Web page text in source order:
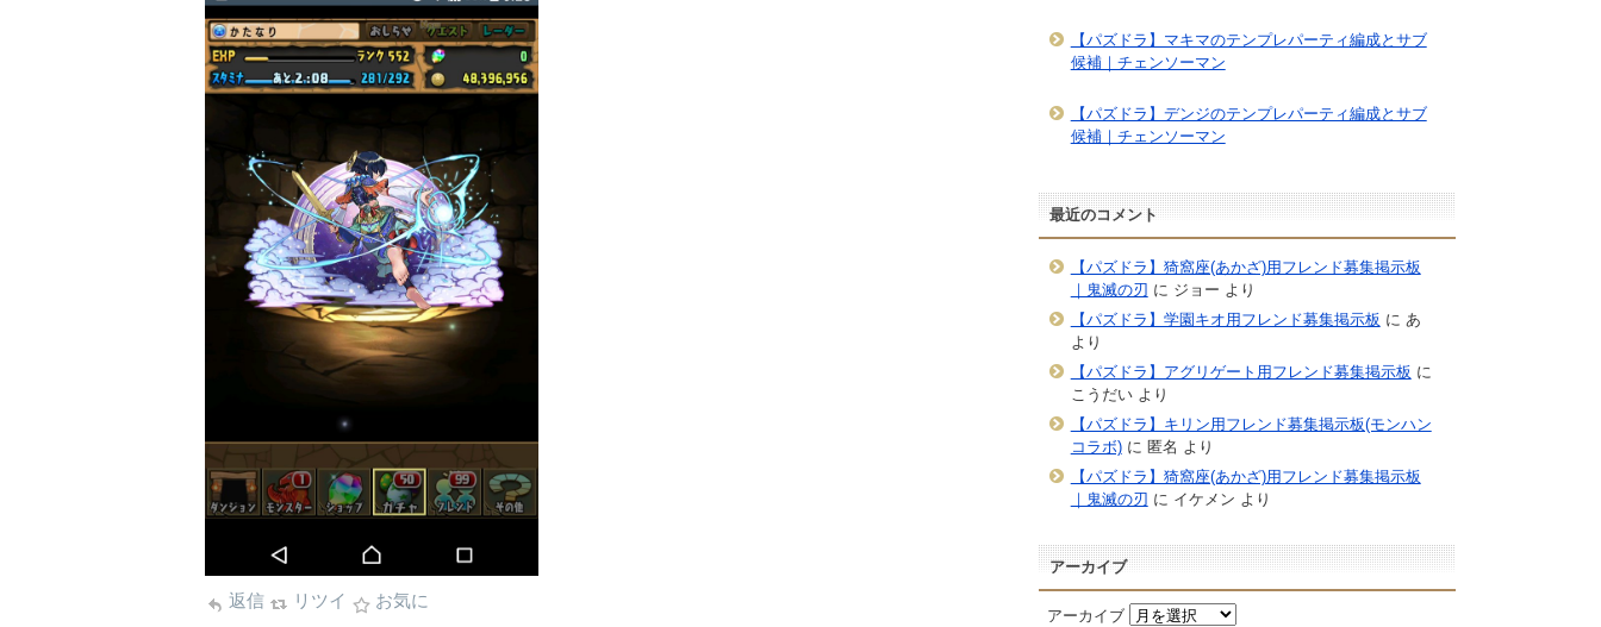
返信 リツイ お気に
【パズドラ】マキマのテンプレパーティ編成とサブ
候補｜チェンソーマン
【パズドラ】デンジのテンプレパーティ編成とサブ
候補｜チェンソーマン
最近のコメント
【パズドラ】猗窩座(あかざ)用フレンド募集掲示板
｜鬼滅の刃 に ジョー より
【パズドラ】学園キオ用フレンド募集掲示板 に あ
より
【パズドラ】アグリゲート用フレンド募集掲示板 に
こうだいより
【パズドラ】キリン用フレンド募集掲示板(モンハン
コラボ)に 匿名 より
【パズドラ】猗窩座(あかざ)用フレンド募集掲示板
｜鬼滅の刃 に イケメン より
アーカイブ
アーカイブ